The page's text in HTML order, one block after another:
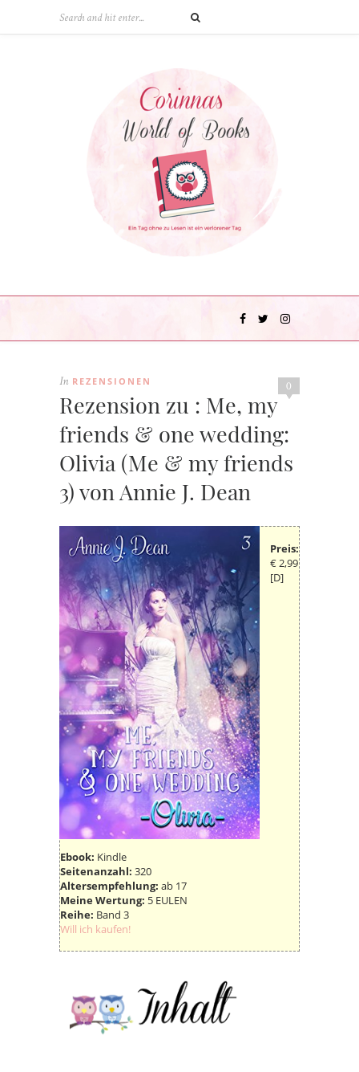
0
In REZENSIONEN
Rezension zu : Me, my
friends & one wedding:
Olivia (Me & my friends
3) von Annie J. Dean
Preis:
€ 2,99
[D]
Ebook: Kindle
Seitenanzahl: 320
Altersempfehlung: ab 17
Meine Wertung: 5 EULEN
Reihe: Band 3
Will ich kaufen!